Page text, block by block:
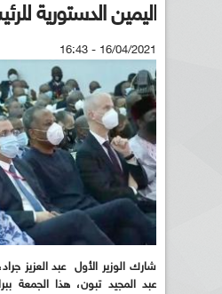
اليمين الدستورية
16/04/2021 - 16:43
شارك الوزير الأول عبد العزيز
عبد المجيد تبون، هذا الجمعة